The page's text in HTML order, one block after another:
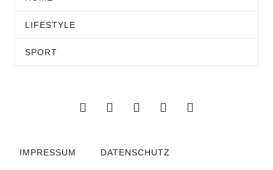
LIFESTYLE
SPORT
IMPRESSUM DATENSCHUTZ